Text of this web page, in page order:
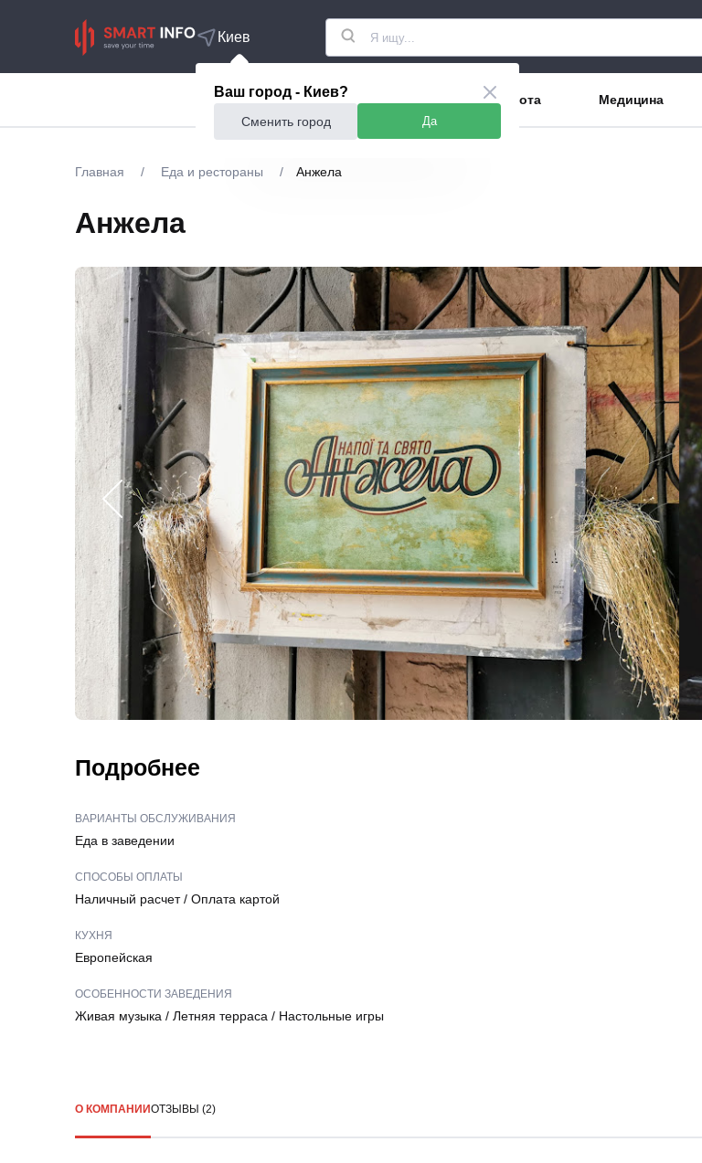
Киев
Ваш город - Киев?
Сменить город Да
Акции Еда и рестораны Красота Медицина
Главная / Еда и рестораны / Анжела
Анжела
Подробнее
ВАРИАНТЫ ОБСЛУЖИВАНИЯ
Еда в заведении
СПОСОБЫ ОПЛАТЫ
Наличный расчет/ Оплата картой
КУХНЯ
Европейская
ОСОБЕННОСТИ ЗАВЕДЕНИЯ
Живая музыка / Летняя терраса / Настольные игры
О КОМПАНИИОТЗЫВЫ (2)